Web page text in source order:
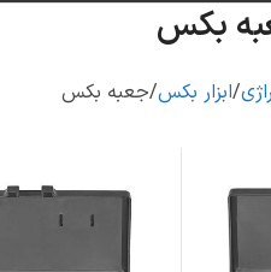
بکس
ابزار بکس جعبه بکس